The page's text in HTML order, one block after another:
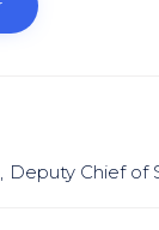
Deputy Chief of